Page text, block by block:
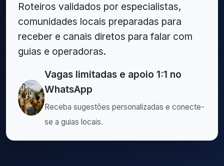
Roteiros validados por especialistas,
comunidades locais preparadas para
receber e canais diretos para falar com
guias e operadoras.
Vagas limitadas e apoio 1:1 no
WhatsApp
Receba sugestões personalizadas e conecte-
se a guias locais.